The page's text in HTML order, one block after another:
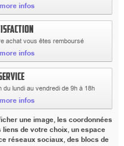
infos
achat vous êtes remboursé
infos
lundi au vendredi de 9h à 18h
infos
une image, les coordonnées
de votre choix, un espace
réseaux sociaux, des blocs de